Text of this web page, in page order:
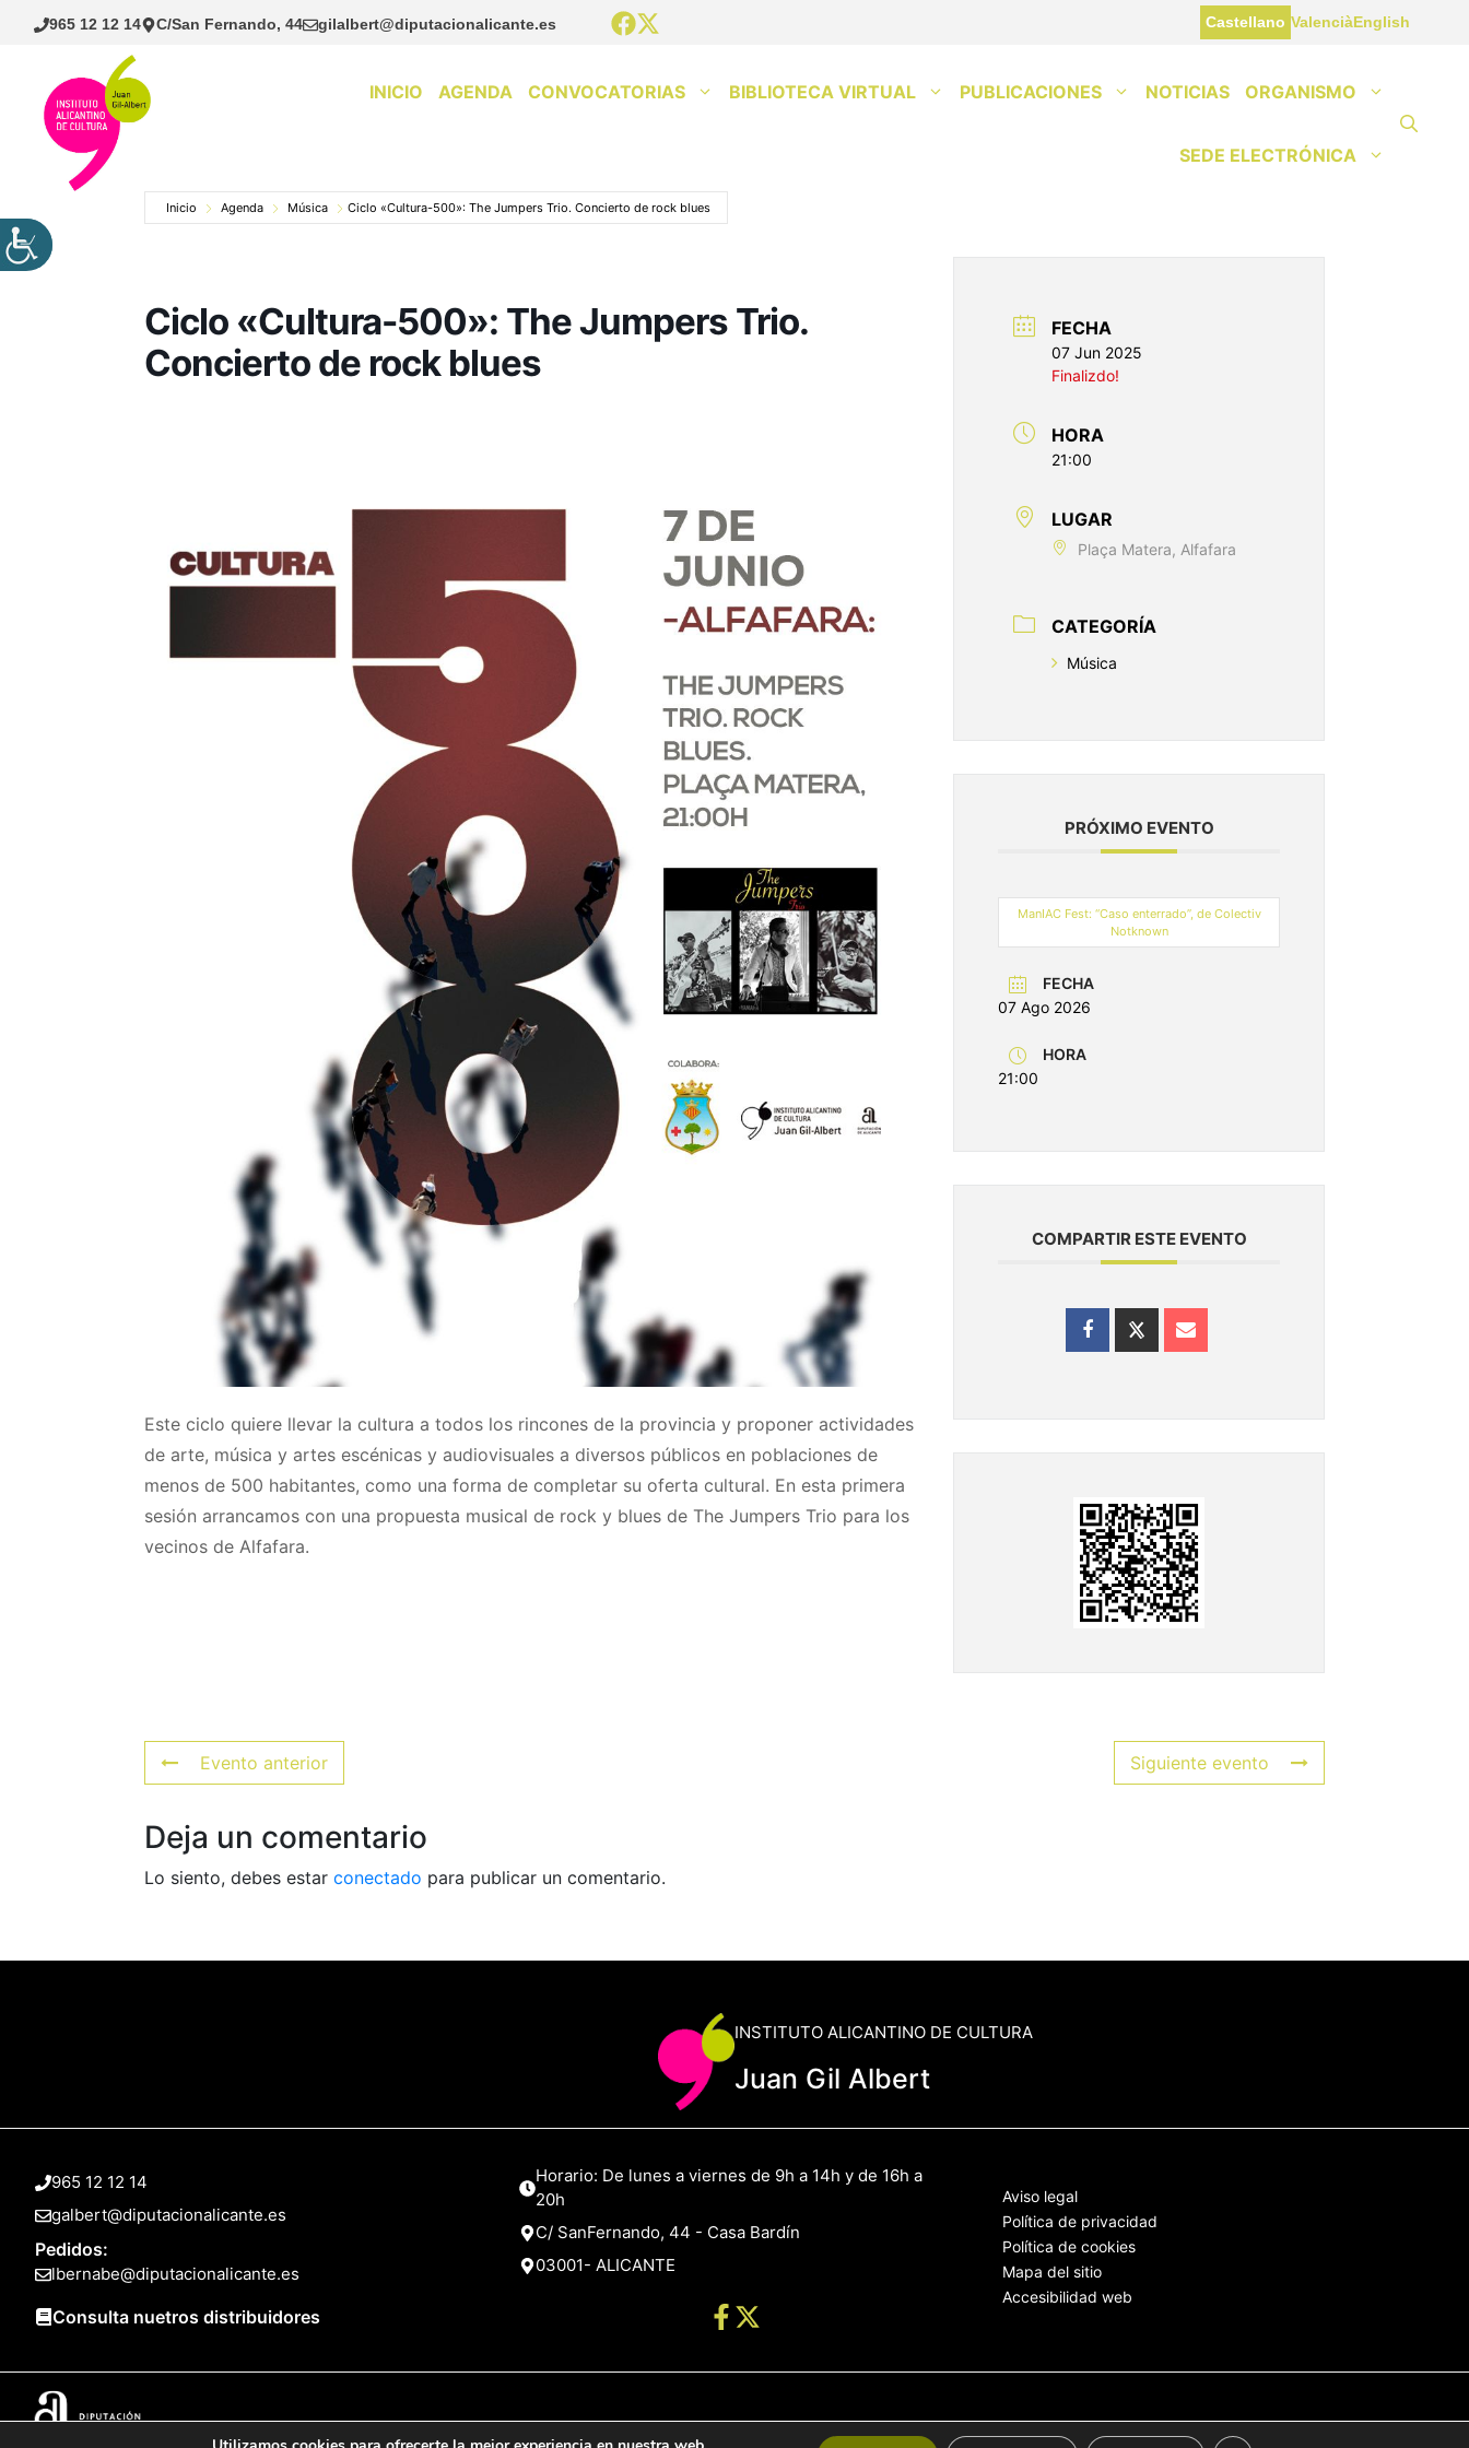
Saltar
965 12 12 14 C/San Fernando, 44 gilalbert@diputacionalicante.es Castellano ValenciàEnglish
INICIO AGENDA CONVOCATORIAS BIBLIOTECA VIRTUAL PUBLICACIONES NOTICIAS ORGANISMO
SEDE ELECTRÓNICA
Inicio Agenda Música Ciclo «Cultura-500»: The Jumpers Trio. Concierto de rock blues
Ciclo «Cultura-500»: The Jumpers Trio.
Concierto de rock blues
Este ciclo quiere llevar la cultura a todos los rincones de la provincia y proponer actividades
de arte, música y artes escénicas y audiovisuales a diversos públicos en poblaciones de
menos de 500 habitantes, como una forma de completar su oferta cultural. En esta primera
sesión arrancamos con una propuesta musical de rock y blues de The Jumpers Trio para los
vecinos de Alfafara.
FECHA
07 Jun 2025
Finalizdo!
HORA
21:00
LUGAR
Plaça Matera, Alfafara
CATEGORÍA
Música
PRÓXIMO EVENTO
ManIAC Fest: “Caso enterrado”, de Colectiv
Notknown
FECHA
07 Ago 2026
HORA
21:00
COMPARTIR ESTE EVENTO
Evento anterior Siguiente evento
Deja un comentario
Lo siento, debes estar conectado para publicar un comentario.
INSTITUTO ALICANTINO DE CULTURA
Juan Gil Albert
965 12 12 14
galbert@diputacionalicante.es
Pedidos:
lbernabe@diputacionalicante.es
Consulta nuetros distribuidores
Horario: De lunes a viernes de 9h a 14h y de 16h a
20h
C/ SanFernando, 44 - Casa Bardín
03001- ALICANTE
Aviso legal
Política de privacidad
Política de cookies
Mapa del sitio
Accesibilidad web
© 2025 Web desarrollada por el Servicio de Informática de Diputación de Alicante